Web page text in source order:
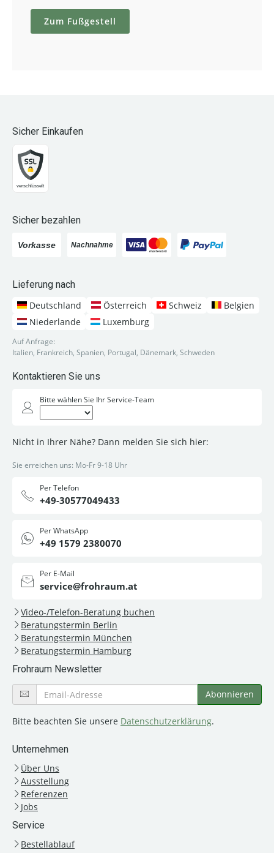
Zum Fußgestell
Sicher Einkaufen
Sicher bezahlen
Lieferung nach
Deutschland
Österreich Schweiz
Belgien
Niederlande
Luxemburg
Auf Anfrage:
Italien, Frankreich, Spanien, Portugal, Dänemark, Schweden
Kontaktieren Sie uns
Bitte wählen Sie Ihr Service-Team
Nicht in Ihrer Nähe? Dann melden Sie sich hier:
Sie erreichen uns: Mo-Fr 9-18 Uhr
Per Telefon
+49-30577049433
Per WhatsApp
+49 1579 2380070
Per E-Mail
service@frohraum.at
Video-/Telefon-Beratung buchen
Beratungstermin Berlin
Beratungstermin München
Beratungstermin Hamburg
Frohraum Newsletter
Bitte beachten Sie unsere Datenschutzerklärung.
Unternehmen
Über Uns
Ausstellung
Referenzen
Jobs
Service
Bestellablauf